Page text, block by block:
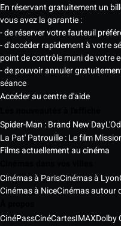
En réservant gratuitement un
vous avez la garantie :
- de réserver votre fauteuil
- d'accéder rapidement à votre
point de contrôle muni de votre
- de pouvoir annuler
séance
Accéder au centre d'aide
Spider-Man : Brand New Day
La Pat' Patrouille : Le film
Films actuellement au cinéma
Cinémas à ParisCinémas à Lyon
Cinémas à NiceCinémas autour
CinéPassCinéCartesIMAXDolby